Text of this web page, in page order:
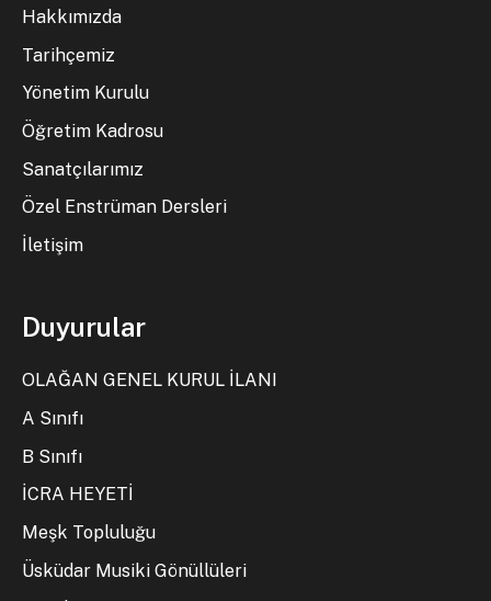
Hakkımızda
Tarihçemiz
Yönetim Kurulu
Öğretim Kadrosu
Sanatçılarımız
Özel Enstrüman Dersleri
İletişim
Duyurular
OLAĞAN GENEL KURUL İLANI
A Sınıfı
B Sınıfı
İCRA HEYETİ
Meşk Topluluğu
Üsküdar Musiki Gönüllüleri